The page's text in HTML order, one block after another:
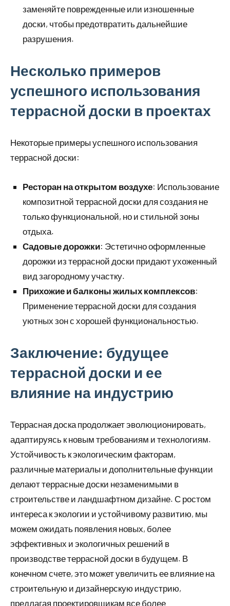
заменяйте поврежденные или изношенные
доски, чтобы предотвратить дальнейшие
разрушения.
Несколько примеров
успешного использования
террасной доски в проектах
Некоторые примеры успешного использования
террасной доски:
Ресторан на открытом воздухе: Использование
композитной террасной доски для создания не
только функциональной, но и стильной зоны
отдыха.
Садовые дорожки: Эстетично оформленные
дорожки из террасной доски придают ухоженный
вид загородному участку.
Прихожие и балконы жилых комплексов:
Применение террасной доски для создания
уютных зон с хорошей функциональностью.
Заключение: будущее
террасной доски и ее
влияние на индустрию
Террасная доска продолжает эволюционировать,
адаптируясь к новым требованиям и технологиям.
Устойчивость к экологическим факторам,
различные материалы и дополнительные функции
делают террасные доски незаменимыми в
строительстве и ландшафтном дизайне. С ростом
интереса к экологии и устойчивому развитию, мы
можем ожидать появления новых, более
эффективных и экологичных решений в
производстве террасной доски в будущем. В
конечном счете, это может увеличить ее влияние на
строительную и дизайнерскую индустрию,
предлагая проектировщикам все более